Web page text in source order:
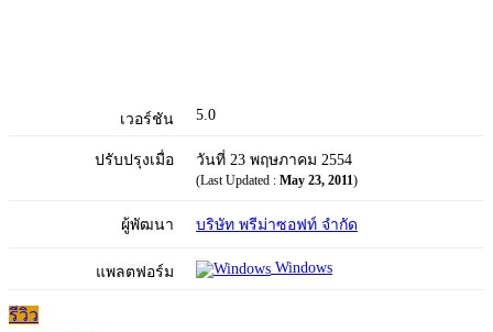
เวอร์ชัน 5.0
ปรับปรุงเมื่อ วันที่ 23 พฤษภาคม 2554
(Last Updated : May 23, 2011)
ผู้พัฒนา บริษัท พรีม่าซอฟท์ จำกัด
แพลตฟอร์ม Windows
รีวิว